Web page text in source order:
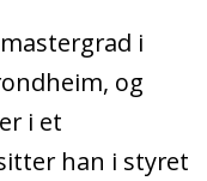
i
og
i et
han i styret